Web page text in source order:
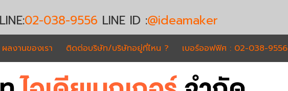
02-038-9556 LINE ID :@ideamaker
ผลงานของเรา ติดต่อบริษัท/บริษัทอยู่ที่ไหน ? เบอร์ออฟฟิศ : 02-038-9556